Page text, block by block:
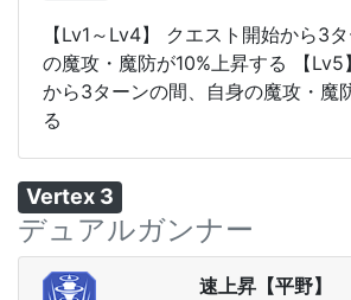
【Lv1～Lv4】 クエスト開始から3
の魔攻・魔防が10%上昇する 【
から3ターンの間、自身の魔攻・魔
る
Vertex 3
デュアルガンナー
速上昇【平野】